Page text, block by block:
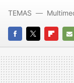
FACEBOOK
TWITTER
E-
TEMAS